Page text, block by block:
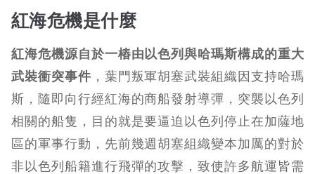
紅海危機是什麼
紅海危機源自於一樁由以色列與哈瑪斯構成的重大
武裝衝突事件 ，葉門叛軍胡塞武裝組織因支持哈瑪
斯，隨即向行經紅海的商船發射導彈，突襲以色列
相關的船隻，目的就是要逼迫以色列停止在加薩地
區的軍事行動，先前幾週胡塞組織變本加厲的對於
非以色列船籍進行飛彈的攻擊，致使許多航運皆需